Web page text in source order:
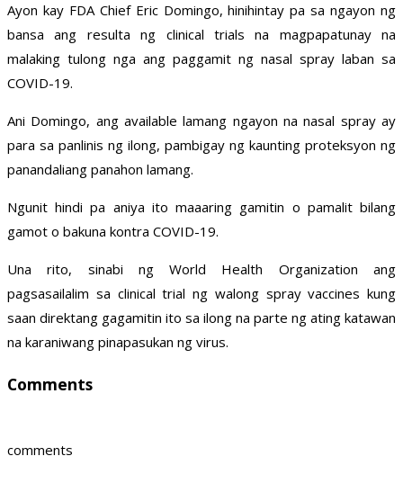
Ayon kay FDA Chief Eric Domingo, hinihintay pa sa ngayon ng
bansa ang resulta ng clinical trials na magpapatunay na
malaking tulong nga ang paggamit ng nasal spray laban sa
COVID-19.
Ani Domingo, ang available lamang ngayon na nasal spray ay
para sa panlinis ng ilong, pambigay ng kaunting proteksyon ng
panandaliang panahon lamang.
Ngunit hindi pa aniya ito maaaring gamitin o pamalit bilang
gamot o bakuna kontra COVID-19.
Una rito, sinabi ng World Health Organization ang
pagsasailalim sa clinical trial ng walong spray vaccines kung
saan direktang gagamitin ito sa ilong na parte ng ating katawan
na karaniwang pinapasukan ng virus.
Comments
comments